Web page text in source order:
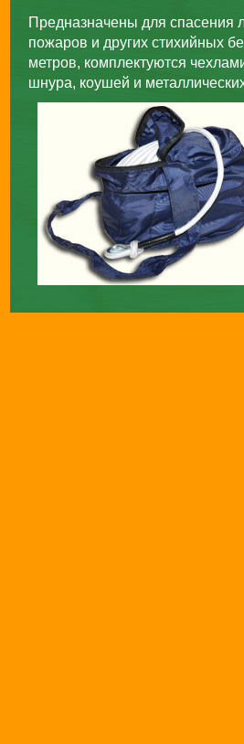
Предназначены для спасения
пожаров и других стихийных
метров, комплектуются
шнура, коушей и